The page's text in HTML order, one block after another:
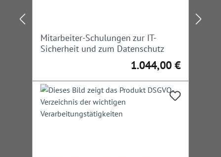
Mitarbeiter-Schulungen zur IT-
Sicherheit und zum Datenschutz
Regulärer Preis:
1.044,00 €